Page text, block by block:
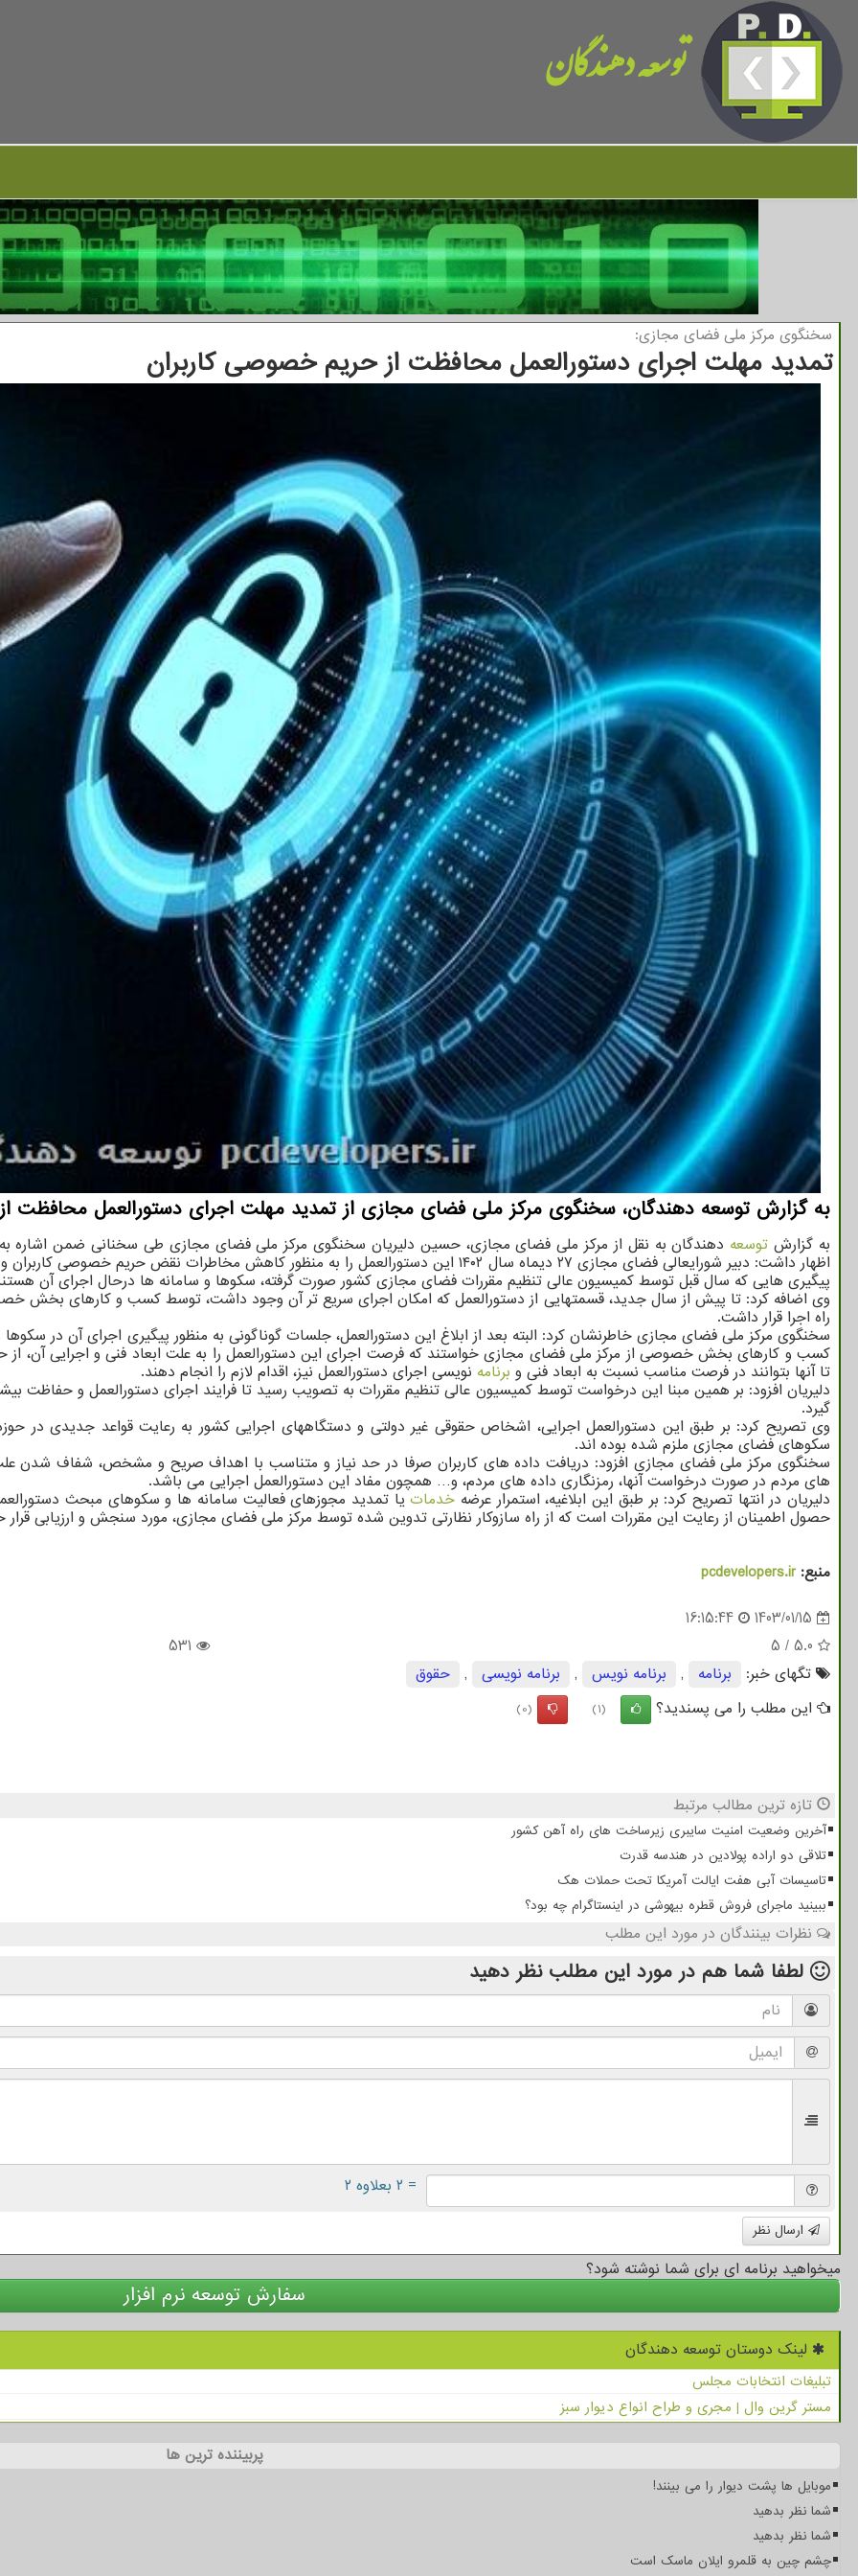
توسعه دهندگان
سخنگوی مركز ملی فضای مجازی:
تمدید مهلت اجرای دستورالعمل محافظت از حریم خصوصی کاربران
به گزارش توسعه دهندگان، سخنگوی مرکز ملی فضای مجازی از تمدید مهلت اجرای دستورالعمل محافظت
به گزارش توسعه دهندگان به نقل از مرکز ملی فضای مجازی، حسین دلیریان سخنگوی مرکز ملی فضای مجازی طی سخنانی ضمن اشاره
اظهار داشت: دبیر شورایعالی فضای مجازی ۲۷ دیماه سال ۱۴۰۲ این دستورالعمل را به منظور کاهش
پیگیری هایی که سال قبل توسط کمیسیون عالی تنظیم مقررات فضای مجازی کشور صورت گرفته، سکوها و سامانه ها درحال اجرای آن
وی اضافه کرد: تا پیش از سال جدید، قسمتهایی از دستورالعمل که امکان اجرای سریع تر آن وجود داشت، توسط کسب و کارهای بخش
راه اجرا قرار داشت.
سخنگوی مرکز ملی فضای مجازی خاطرنشان کرد: البته بعد از ابلاغ این دستورالعمل، جلسات گوناگونی به منظور پیگیری اجرای آن در سکوها
تا آنها بتوانند در فرصت مناسب نسبت به ابعاد فنی و برنامه نویسی اجرای دستورالعمل نیز، اقدام لازم را انجام دهند.
دلیریان افزود: بر همین مبنا این درخواست توسط کمیسیون عالی تنظیم مقررات به تصویب رسید تا فرایند اجرای دستورالعمل و حفاظت
گیرد.
وی تصریح کرد: بر طبق این دستورالعمل اجرایی، اشخاص حقوقی غیر دولتی و دستگاههای اجرایی کشور به رعایت قواعد جدیدی در
سکوهای فضای مجازی ملزم شده بوده اند.
سخنگوی مرکز ملی فضای مجازی افزود: دریافت داده های کاربران صرفا در حد نیاز و متناسب با اهداف صریح و مشخص، شفاف شدن
های مردم در صورت درخواست آنها، رمزنگاری داده های مردم، و… همچون مفاد این دستورالعمل اجرایی می باشد.
دلیریان در انتها تصریح کرد: بر طبق این ابلاغیه، استمرار عرضه خدماتیا تمدید مجوزهای فعالیت سامانه ها و سکوهای مبحث
حصول اطمینان از رعایت این مقررات است که از راه سازوکار نظارتی تدوین شده توسط مرکز ملی فضای مجازی، مورد سنجش و ارزیابی
منبع:pcdevelopers.ir
1403/01/15
16:15:44
5.0
/
5
531
تگهای خبر:
برنامه , برنامه نویس , برنامه نویسی ,
حقوق
این مطلب را می پسندید؟
(1)
(0)
تازه ترین مطالب مرتبط
آخرین وضعیت امنیت سایبری زیرساخت های راه آهن کشور
تلاقی دو اراده پولادین در هندسه قدرت
تاسیسات آبی هفت ایالت آمریکا تحت حملات هک
ببینید ماجرای فروش قطره بیهوشی در اینستاگرام چه بود؟
نظرات بینندگان در مورد این مطلب
لطفا شما هم در مورد این مطلب نظر دهید
= ۲ بعلاوه ۲
ارسال نظر
میخواهید برنامه ای برای شما نوشته شود؟
سفارش توسعه نرم افزار
لینک دوستان توسعه دهندگان
تبلیغات انتخابات مجلس
مستر گرین وال | مجری و طراح انواع دیوار سبز
پربیننده ترین ها
موبایل ها پشت دیوار را می بینند!
شما نظر بدهید
شما نظر بدهید
چشم چین به قلمرو ایلان ماسک است